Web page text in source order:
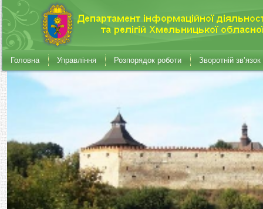
Головна Управління Розпорядок роботи Зворотній зв’язок